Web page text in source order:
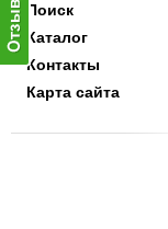
Поиск
Каталог
Контакты
Карта сайта